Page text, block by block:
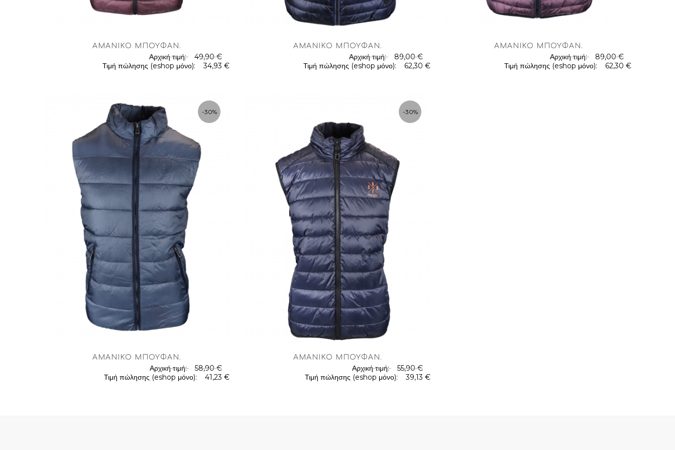
AΜΆΝΙΚΟ ΜΠΟΥΦΆΝ .
Αρχική τιμή:
49,90 €
Τιμή πώλησης (eshop μόνο):
34,93 €
AΜΆΝΙΚΟ ΜΠΟΥΦΆΝ .
Αρχική τιμή:
89,00 €
Τιμή πώλησης (eshop μόνο):
62,30 €
ΑΜΆΝΙΚΟ ΜΠΟΥΦΆΝ .
Αρχική τιμή:
89,00 €
Τιμή πώλησης (eshop μόνο):
62,30 €
-30%
AΜΆΝΙΚΟ ΜΠΟΥΦΆΝ .
Αρχική τιμή:
58,90 €
Τιμή πώλησης (eshop μόνο):
41,23 €
-30%
ΑΜΆΝΙΚΟ ΜΠΟΥΦΆΝ .
Αρχική τιμή:
55,90 €
Τιμή πώλησης (eshop μόνο):
39,13 €